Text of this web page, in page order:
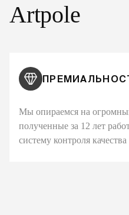
Artpole
Мы опираемся на
полученные за 12 лет
систему контроля